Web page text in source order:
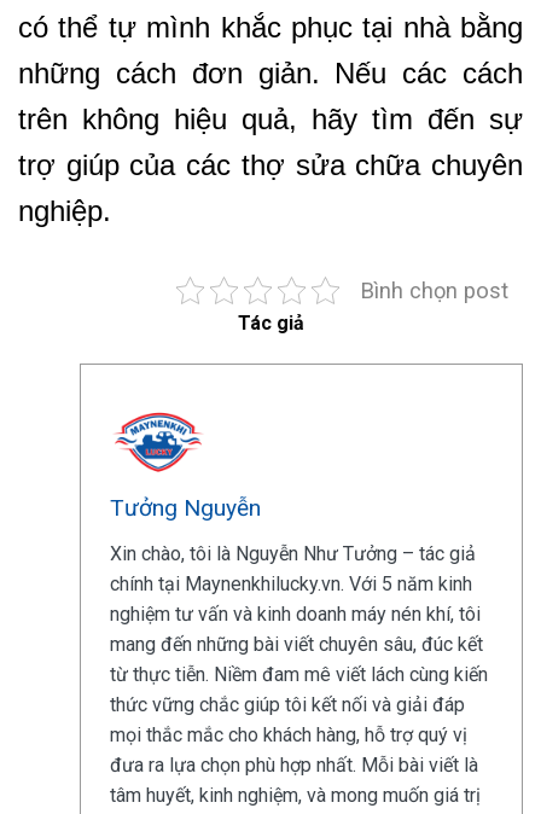
có thể tự mình khắc phục tại nhà bằng
những cách đơn giản. Nếu các cách
trên không hiệu quả, hãy tìm đến sự
trợ giúp của các thợ sửa chữa chuyên
nghiệp.
Bình chọn post
Tác giả
Tưởng Nguyễn
Xin chào, tôi là Nguyễn Như Tưởng – tác giả
chính tại Maynenkhilucky.vn. Với 5 năm kinh
nghiệm tư vấn và kinh doanh máy nén khí, tôi
mang đến những bài viết chuyên sâu, đúc kết
từ thực tiễn. Niềm đam mê viết lách cùng kiến
thức vững chắc giúp tôi kết nối và giải đáp
mọi thắc mắc cho khách hàng, hỗ trợ quý vị
đưa ra lựa chọn phù hợp nhất. Mỗi bài viết là
tâm huyết, kinh nghiệm, và mong muốn giá trị